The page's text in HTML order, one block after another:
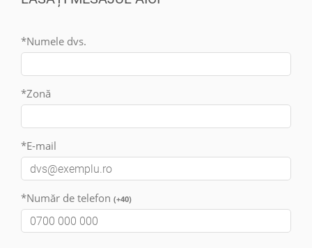
*Numele dvs.
*Zonă
*E-mail
*Număr de telefon (+40)